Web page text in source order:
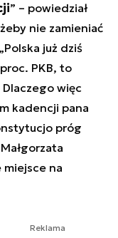
” – powiedział
nie zamieniać
już dziś
PKB, to
więc
kadencji pana
próg
na
Reklama